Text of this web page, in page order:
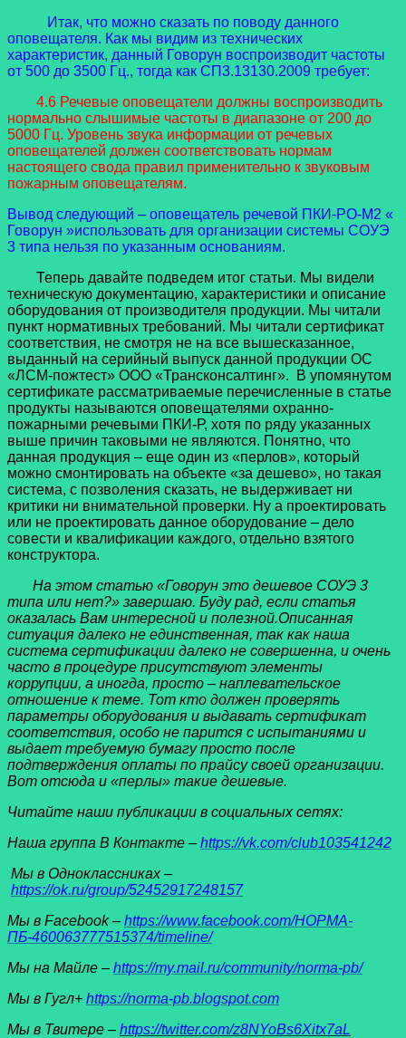
Итак, что можно сказать по поводу данного
оповещателя. Как мы видим из технических
характеристик, данный Говорун воспроизводит частоты
от 500 до 3500 Гц., тогда как СП3.13130.2009 требует:
4.6 Речевые оповещатели должны воспроизводить
нормально слышимые частоты в диапазоне от 200 до
5000 Гц. Уровень звука информации от речевых
оповещателей должен соответствовать нормам
настоящего свода правил применительно к звуковым
пожарным оповещателям.
Вывод следующий – оповещатель речевой ПКИ-РО-М2 «
Говорун »использовать для организации системы СОУЭ
3 типа нельзя по указанным основаниям.
Теперь давайте подведем итог статьи. Мы видели
техническую документацию, характеристики и описание
оборудования от производителя продукции. Мы читали
пункт нормативных требований. Мы читали сертификат
соответствия, не смотря не на все вышесказанное,
выданный на серийный выпуск данной продукции ОС
«ЛСМ-пожтест» ООО «Трансконсалтинг». В упомянутом
сертификате рассматриваемые перечисленные в статье
продукты называются оповещателями охранно-
пожарными речевыми ПКИ-Р, хотя по ряду указанных
выше причин таковыми не являются. Понятно, что
данная продукция – еще один из «перлов», который
можно смонтировать на объекте «за дешево», но такая
система, с позволения сказать, не выдерживает ни
критики ни внимательной проверки. Ну а проектировать
или не проектировать данное оборудование – дело
совести и квалификации каждого, отдельно взятого
конструктора.
На этом статью «Говорун это дешевое СОУЭ 3
типа или нет?» завершаю. Буду рад, если статья
оказалась Вам интересной и полезной.Описанная
ситуация далеко не единственная, так как наша
система сертификации далеко не совершенна, и очень
часто в процедуре присутствуют элементы
коррупции, а иногда, просто – наплевательское
отношение к теме. Тот кто должен проверять
параметры оборудования и выдавать сертификат
соответствия, особо не парится с испытаниями и
выдает требуемую бумагу просто после
подтверждения оплаты по прайсу своей организации.
Вот отсюда и «перлы» такие дешевые.
Читайте наши публикации в социальных сетях:
Наша группа В Контакте – https://vk.com/club103541242
Мы в Одноклассниках –
https://ok.ru/group/52452917248157
Мы в Facеbook – https://www.facebook.com/НОРМА-
ПБ-460063777515374/timeline/
Мы на Майле – https://my.mail.ru/community/norma-pb/
Мы в Гугл+ https://norma-pb.blogspot.com
Мы в Твитере – https://twitter.com/z8NYoBs6Xitx7aL